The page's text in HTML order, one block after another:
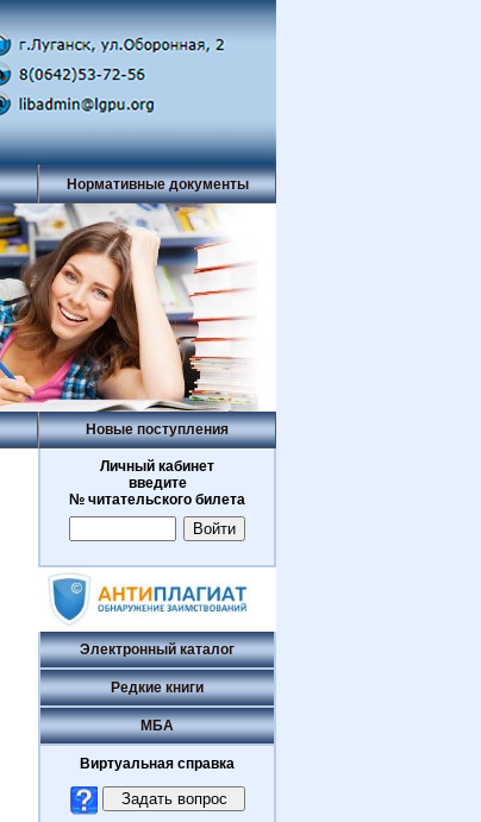
Нормативные документы
Новые поступления
Личный кабинет
введите
№ читательского билета
Электронный каталог
Редкие книги
МБА
Виртуальная справка